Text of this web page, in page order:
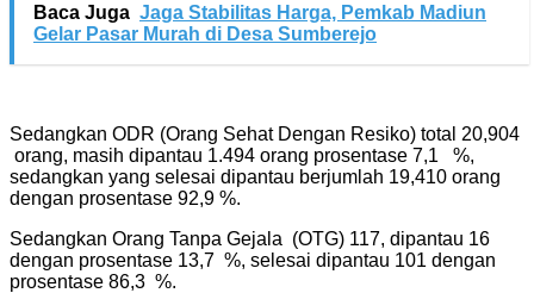
Baca Juga Jaga Stabilitas Harga, Pemkab Madiun
Gelar Pasar Murah di Desa Sumberejo
Sedangkan ODR (Orang Sehat Dengan Resiko) total 20,904
orang, masih dipantau 1.494 orang prosentase 7,1 %,
sedangkan yang selesai dipantau berjumlah 19,410 orang
dengan prosentase 92,9 %.
Sedangkan Orang Tanpa Gejala (OTG) 117, dipantau 16
dengan prosentase 13,7 %, selesai dipantau 101 dengan
prosentase 86,3 %.